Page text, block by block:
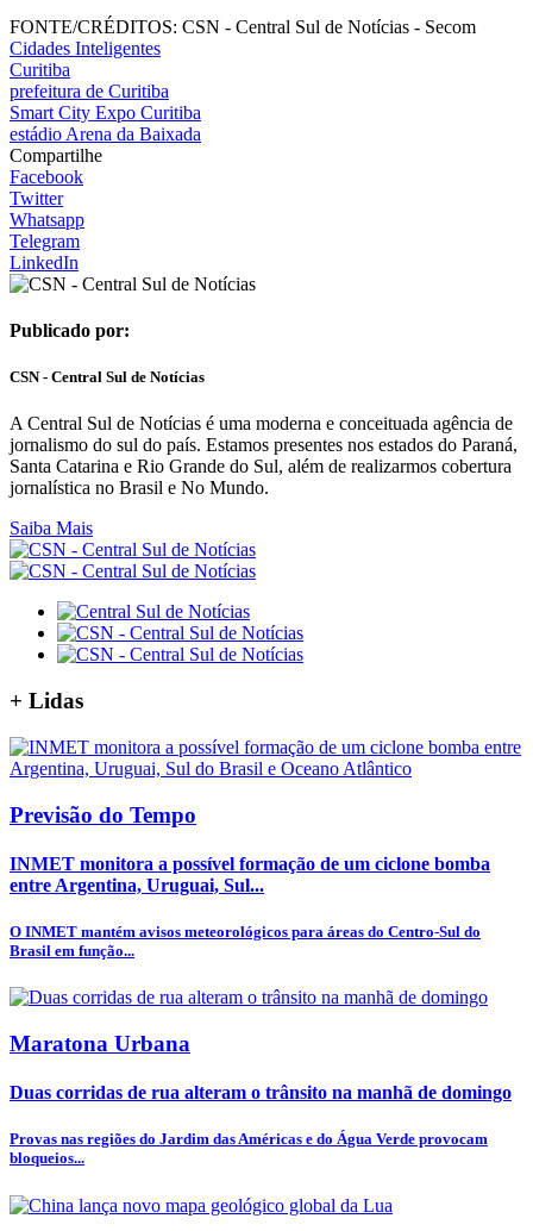
FONTE/CRÉDITOS: CSN - Central Sul de Notícias - Secom
Cidades Inteligentes
Curitiba
prefeitura de Curitiba
Smart City Expo Curitiba
estádio Arena da Baixada
Compartilhe
Facebook
Twitter
Whatsapp
Telegram
LinkedIn
Publicado por:
CSN - Central Sul de Notícias
A Central Sul de Notícias é uma moderna e conceituada agência de
jornalismo do sul do país. Estamos presentes nos estados do Paraná,
Santa Catarina e Rio Grande do Sul, além de realizarmos cobertura
jornalística no Brasil e No Mundo.
Saiba Mais
+ Lidas
Previsão do Tempo
INMET monitora a possível formação de um ciclone bomba
entre Argentina, Uruguai, Sul...
O INMET mantém avisos meteorológicos para áreas do Centro-Sul do
Brasil em função...
Maratona Urbana
Duas corridas de rua alteram o trânsito na manhã de domingo
Provas nas regiões do Jardim das Américas e do Água Verde provocam
bloqueios...